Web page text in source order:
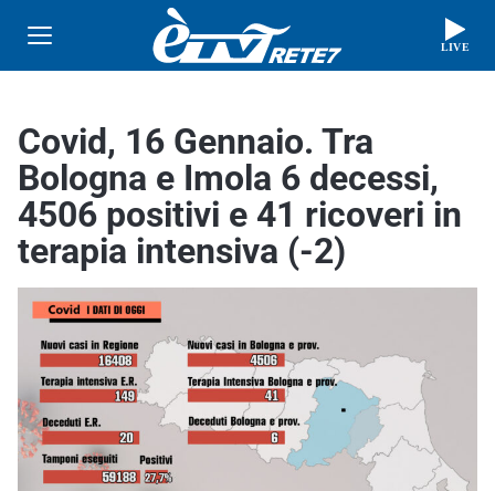
LIVE
Covid, 16 Gennaio. Tra
Bologna e Imola 6 decessi,
4506 positivi e 41 ricoveri in
terapia intensiva (-2)